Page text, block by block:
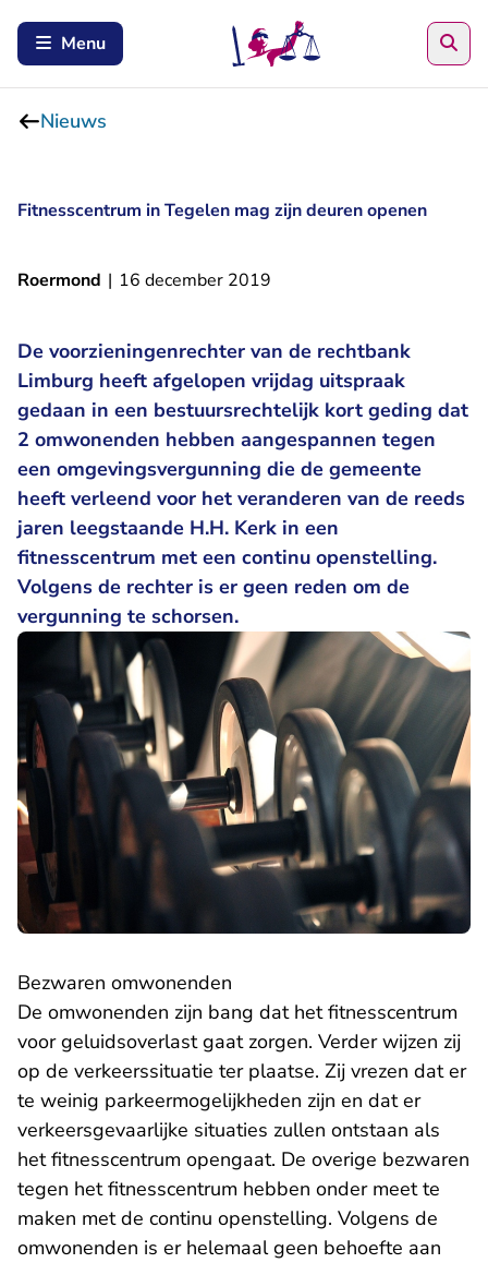
Menu
Nieuws
Fitnesscentrum in Tegelen mag zijn deuren openen
Roermond | 16 december 2019
De voorzieningenrechter van de rechtbank
Limburg heeft afgelopen vrijdag uitspraak
gedaan in een bestuursrechtelijk kort geding dat
2 omwonenden hebben aangespannen tegen
een omgevingsvergunning die de gemeente
heeft verleend voor het veranderen van de reeds
jaren leegstaande H.H. Kerk in een
fitnesscentrum met een continu openstelling.
Volgens de rechter is er geen reden om de
vergunning te schorsen.
Bezwaren omwonenden
De omwonenden zijn bang dat het fitnesscentrum
voor geluidsoverlast gaat zorgen. Verder wijzen zij
op de verkeerssituatie ter plaatse. Zij vrezen dat er
te weinig parkeermogelijkheden zijn en dat er
verkeersgevaarlijke situaties zullen ontstaan als
het fitnesscentrum opengaat. De overige bezwaren
tegen het fitnesscentrum hebben onder meet te
maken met de continu openstelling. Volgens de
omwonenden is er helemaal geen behoefte aan